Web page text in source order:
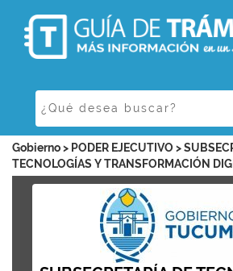
Gobierno > PODER EJECUTIVO >
TECNOLOGÍAS Y TRANSFORMACIÓN